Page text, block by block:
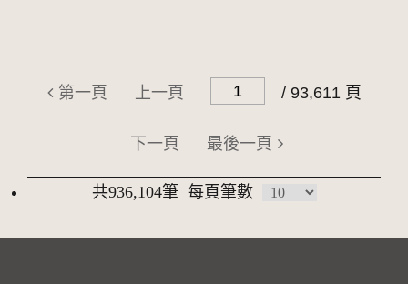
第一頁 上一頁 / 93,611 頁
下一頁 最後一頁
共936,104筆 每頁筆數